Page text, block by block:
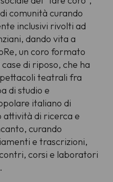
comunità curando
inclusivi rivolti ad
dando vita a
un coro formato
di riposo, che ha
teatrali fra
di studio e
italiano di
attività di ricerca e
, curando
e trascrizioni,
corsi e laboratori